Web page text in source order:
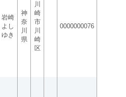
岩崎
よし
ゆき
神
奈
川
県
川
崎
市
川
崎
区
0000000076